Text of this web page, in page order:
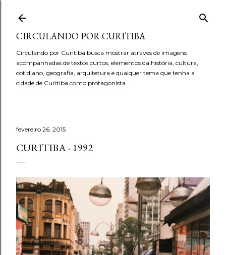
CIRCULANDO POR CURITIBA
Circulando por Curitiba busca mostrar através de imagens
acompanhadas de textos curtos, elementos da história, cultura,
cotidiano, geografia, arquitetura e qualquer tema que tenha a
cidade de Curitiba como protagonista.
fevereiro 26, 2015
CURITIBA - 1992